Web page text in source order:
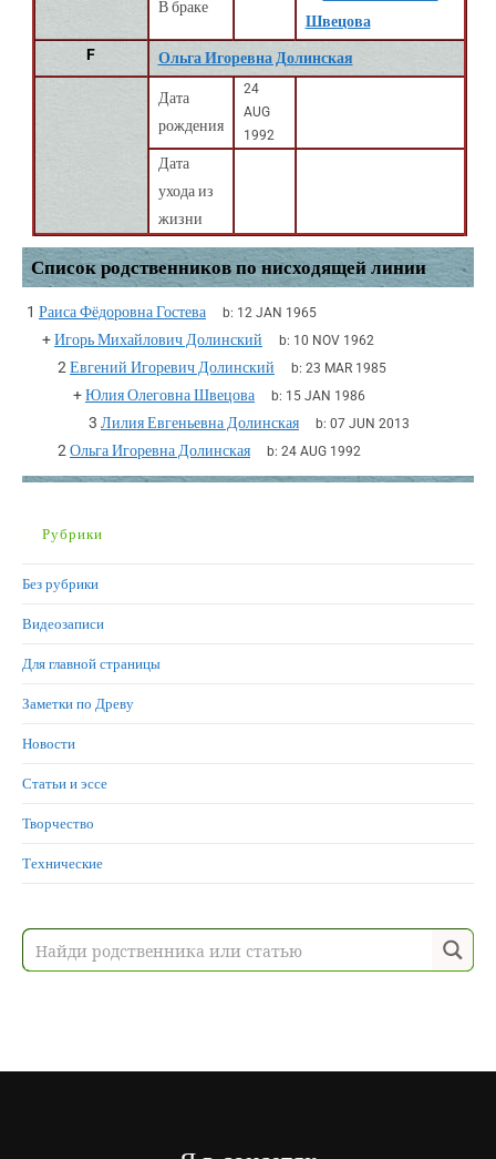
В браке
Швецова
F
Ольга Игоревна Долинская
Дата
рождения
24
AUG
1992
Дата
ухода из
жизни
Список родственников по нисходящей линии
1 Раиса Фёдоровна Гостева b: 12 JAN 1965
+Игорь Михайлович Долинский b: 10 NOV 1962
2 Евгений Игоревич Долинский b: 23 MAR 1985
+Юлия Олеговна Швецова b: 15 JAN 1986
3 Лилия Евгеньевна Долинская b: 07 JUN 2013
2 Ольга Игоревна Долинская b: 24 AUG 1992
Рубрики
Без рубрики
Видеозаписи
Для главной страницы
Заметки по Древу
Новости
Статьи и эссе
Творчество
Технические